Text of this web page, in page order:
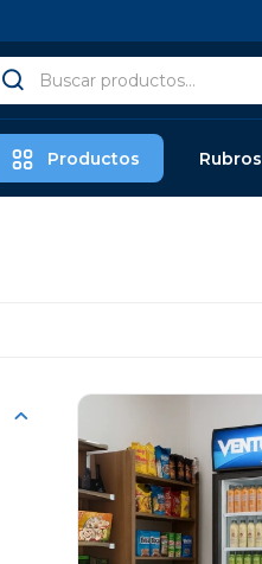
Productos Rubros